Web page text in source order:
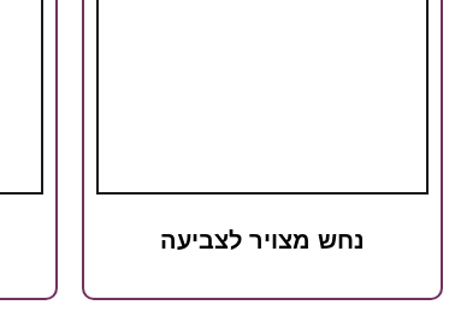
נחש מצויר לצביעה